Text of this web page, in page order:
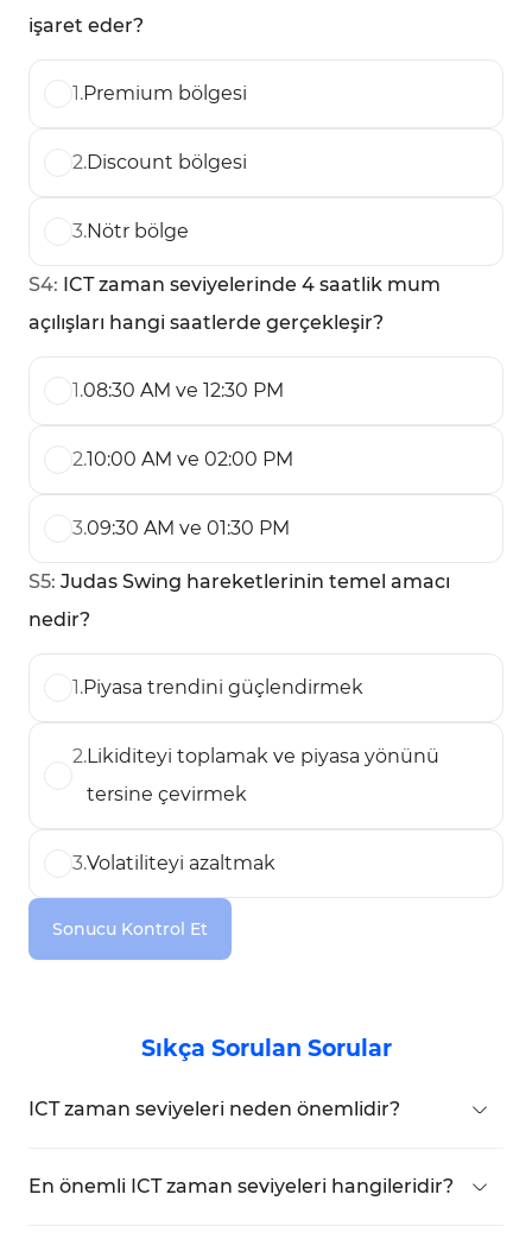
işaret eder?
1.Premium bölgesi
2.Discount bölgesi
3.Nötr bölge
S4: ICT zaman seviyelerinde 4 saatlik mum
açılışları hangi saatlerde gerçekleşir?
1.08:30 AM ve 12:30 PM
2.10:00 AM ve 02:00 PM
3.09:30 AM ve 01:30 PM
S5: Judas Swing hareketlerinin temel amacı
nedir?
1.Piyasa trendini güçlendirmek
2.Likiditeyi toplamak ve piyasa yönünü
tersine çevirmek
3.Volatiliteyi azaltmak
Sonucu Kontrol Et
Sıkça Sorulan Sorular
ICT zaman seviyeleri neden önemlidir?
fiyat hareketlerini belirlemeye yardımcı olarak
optimal giriş ve çıkış noktalarının tespit edilmesini
En önemli ICT zaman seviyeleri hangileridir?